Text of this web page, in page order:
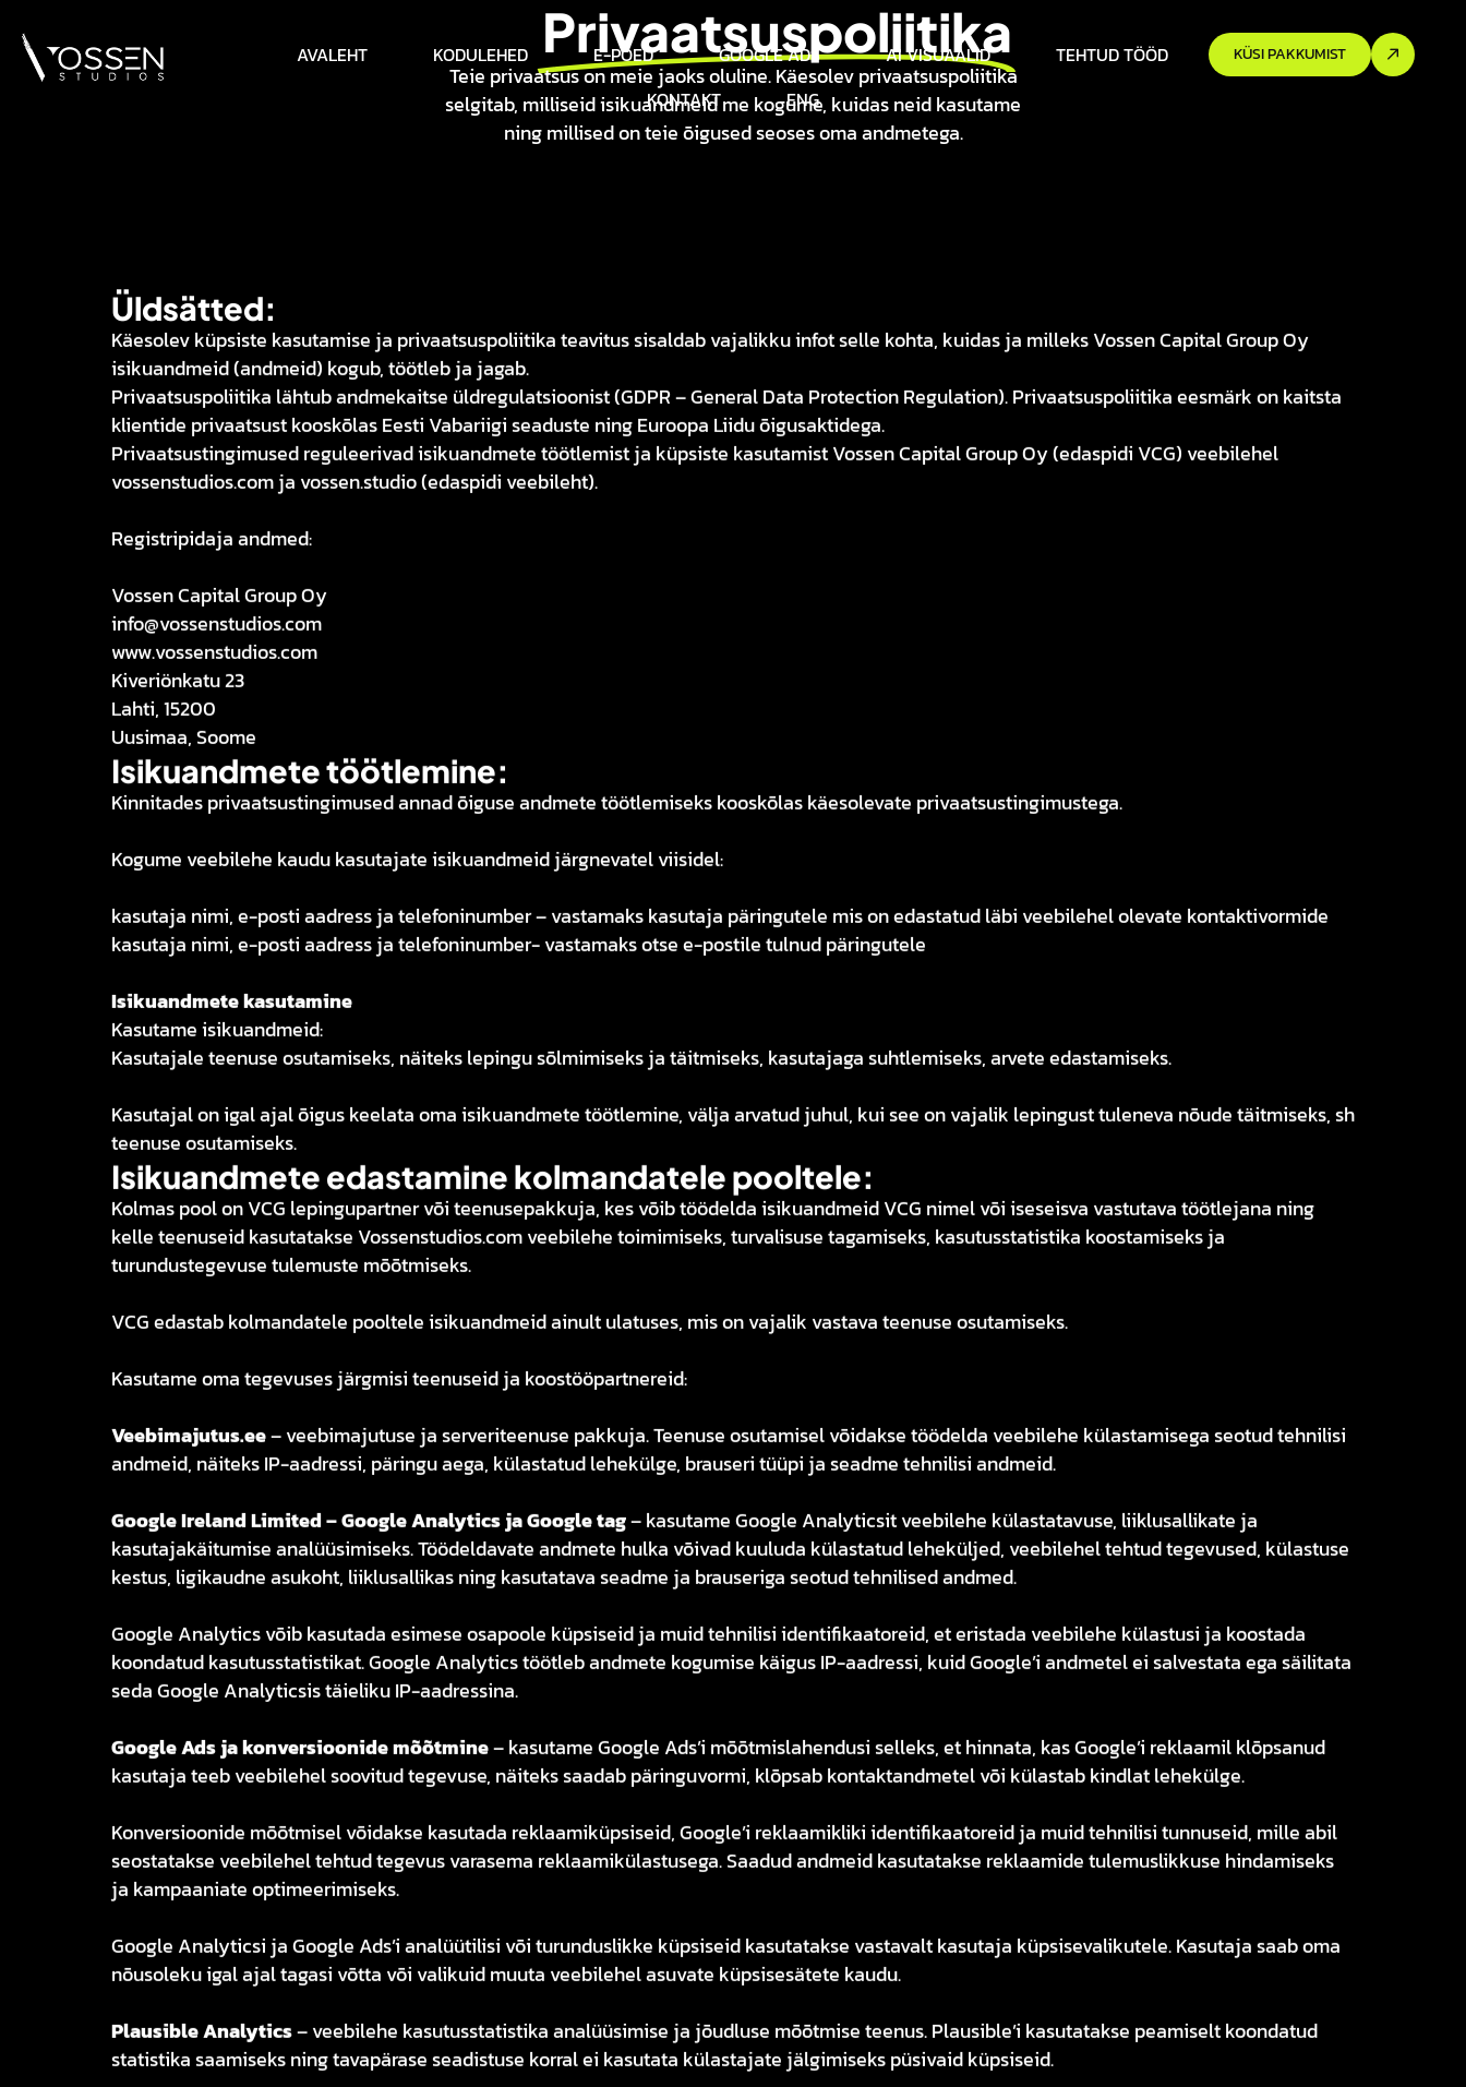
AVALEHT KODULEHED E-POED GOOGLE ADS AI VISUAALID
TEHTUD TÖÖD
KONTAKT
ENG
KÜSI PAKKUMIST
Privaatsuspoliitika
Teie privaatsus on meie jaoks oluline. Käesolev privaatsuspoliitika
selgitab, milliseid isikuandmeid me kogume, kuidas neid kasutame
ning millised on teie õigused seoses oma andmetega.
Üldsätted:
Käesolev küpsiste kasutamise ja privaatsuspoliitika teavitus sisaldab vajalikku infot selle kohta, kuidas ja milleks Vossen Capital Group Oy
isikuandmeid (andmeid) kogub, töötleb ja jagab.
Privaatsuspoliitika lähtub andmekaitse üldregulatsioonist (GDPR – General Data Protection Regulation). Privaatsuspoliitika eesmärk on kaitsta
klientide privaatsust kooskõlas Eesti Vabariigi seaduste ning Euroopa Liidu õigusaktidega.
Privaatsustingimused reguleerivad isikuandmete töötlemist ja küpsiste kasutamist Vossen Capital Group Oy (edaspidi VCG) veebilehel
vossenstudios.com ja vossen.studio (edaspidi veebileht).
Registripidaja andmed:
Vossen Capital Group Oy
info@vossenstudios.com
www.vossenstudios.com
Kiveriönkatu 23
Lahti, 15200
Uusimaa, Soome
Isikuandmete töötlemine:
Kinnitades privaatsustingimused annad õiguse andmete töötlemiseks kooskõlas käesolevate privaatsustingimustega.
Kogume veebilehe kaudu kasutajate isikuandmeid järgnevatel viisidel:
kasutaja nimi, e-posti aadress ja telefoninumber – vastamaks kasutaja päringutele mis on edastatud läbi veebilehel olevate kontaktivormide
kasutaja nimi, e-posti aadress ja telefoninumber- vastamaks otse e-postile tulnud päringutele
Isikuandmete kasutamine
Kasutame isikuandmeid:
Kasutajale teenuse osutamiseks, näiteks lepingu sõlmimiseks ja täitmiseks, kasutajaga suhtlemiseks, arvete edastamiseks.
Kasutajal on igal ajal õigus keelata oma isikuandmete töötlemine, välja arvatud juhul, kui see on vajalik lepingust tuleneva nõude täitmiseks, sh
teenuse osutamiseks.
Isikuandmete edastamine kolmandatele pooltele:
Kolmas pool on VCG lepingupartner või teenusepakkuja, kes võib töödelda isikuandmeid VCG nimel või iseseisva vastutava töötlejana ning
kelle teenuseid kasutatakse Vossenstudios.com veebilehe toimimiseks, turvalisuse tagamiseks, kasutusstatistika koostamiseks ja
turundustegevuse tulemuste mõõtmiseks.
VCG edastab kolmandatele pooltele isikuandmeid ainult ulatuses, mis on vajalik vastava teenuse osutamiseks.
Kasutame oma tegevuses järgmisi teenuseid ja koostööpartnereid:
Veebimajutus.ee– veebimajutuse ja serveriteenuse pakkuja. Teenuse osutamisel võidakse töödelda veebilehe külastamisega seotud tehnilisi
andmeid, näiteks IP-aadressi, päringu aega, külastatud lehekülge, brauseri tüüpi ja seadme tehnilisi andmeid.
Google Ireland Limited – Google Analytics ja Google tag– kasutame Google Analyticsit veebilehe külastatavuse, liiklusallikate ja
kasutajakäitumise analüüsimiseks. Töödeldavate andmete hulka võivad kuuluda külastatud leheküljed, veebilehel tehtud tegevused, külastuse
kestus, ligikaudne asukoht, liiklusallikas ning kasutatava seadme ja brauseriga seotud tehnilised andmed.
Google Analytics võib kasutada esimese osapoole küpsiseid ja muid tehnilisi identifikaatoreid, et eristada veebilehe külastusi ja koostada
koondatud kasutusstatistikat. Google Analytics töötleb andmete kogumise käigus IP-aadressi, kuid Google’i andmetel ei salvestata ega säilitata
seda Google Analyticsis täieliku IP-aadressina.
Google Ads jakonversioonide mõõtmine– kasutame Google Ads’i mõõtmislahendusi selleks, et hinnata, kas Google’i reklaamil klõpsanud
kasutaja teeb veebilehel soovitud tegevuse, näiteks saadab päringuvormi, klõpsab kontaktandmetel või külastab kindlat lehekülge.
Konversioonide mõõtmisel võidakse kasutada reklaamiküpsiseid, Google’i reklaamikliki identifikaatoreid ja muid tehnilisi tunnuseid, mille abil
seostatakse veebilehel tehtud tegevus varasema reklaamikülastusega. Saadud andmeid kasutatakse reklaamide tulemuslikkuse hindamiseks
ja kampaaniate optimeerimiseks.
Google Analyticsi ja Google Ads’i analüütilisi või turunduslikke küpsiseid kasutatakse vastavalt kasutaja küpsisevalikutele. Kasutaja saab oma
nõusoleku igal ajal tagasi võtta või valikuid muuta veebilehel asuvate küpsisesätete kaudu.
Plausible Analytics– veebilehe kasutusstatistika analüüsimise ja jõudluse mõõtmise teenus. Plausible’i kasutatakse peamiselt koondatud
statistika saamiseks ning tavapärase seadistuse korral ei kasutata külastajate jälgimiseks püsivaid küpsiseid.